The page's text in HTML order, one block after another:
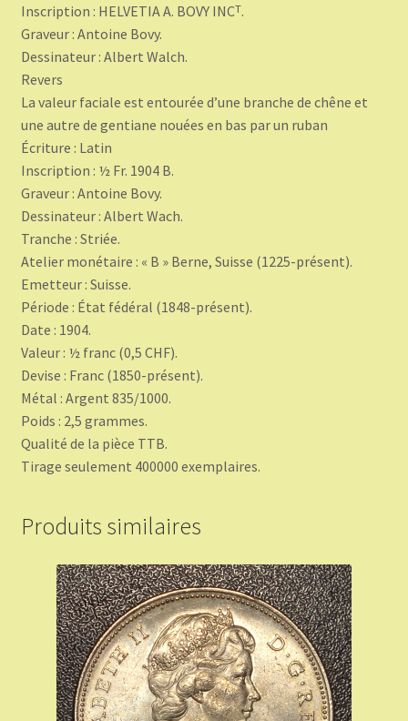
Inscription : HELVETIA A. BOVY INCᵀ.
Graveur : Antoine Bovy.
Dessinateur : Albert Walch.
Revers
La valeur faciale est entourée d’une branche de chêne et
une autre de gentiane nouées en bas par un ruban
Écriture : Latin
Inscription : ½ Fr. 1904 B.
Graveur : Antoine Bovy.
Dessinateur : Albert Wach.
Tranche : Striée.
Atelier monétaire : « B » Berne, Suisse (1225-présent).
Emetteur : Suisse.
Période : État fédéral (1848-présent).
Date : 1904.
Valeur : ½ franc (0,5 CHF).
Devise : Franc (1850-présent).
Métal : Argent 835/1000.
Poids : 2,5 grammes.
Qualité de la pièce TTB.
Tirage seulement 400000 exemplaires.
Produits similaires